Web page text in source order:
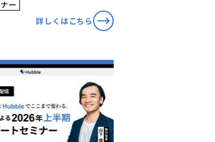
ー
詳しくはこちら